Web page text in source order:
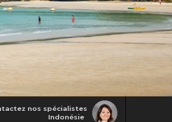
nos spécialistes
Indonésie